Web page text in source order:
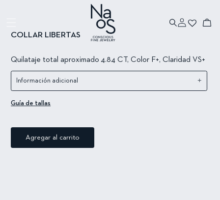
sesión
Carrito
COLLAR LIBERTAS
Quilataje total aproximado 4.84 CT, Color F+, Claridad VS+
Información adicional +
Guía de tallas
Agregar al carrito